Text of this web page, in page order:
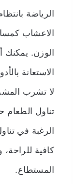
الرياضة
الاعشاب
الوزن. يمكنك
الاستعانة
لا تشرب
تناول الطعام
الرغبة في
كافية
المستطاع.